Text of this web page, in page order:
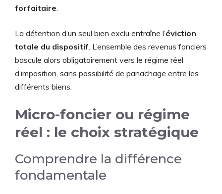
forfaitaire.
La détention d’un seul bien exclu entraîne l’éviction
totale du dispositif. L’ensemble des revenus fonciers
bascule alors obligatoirement vers le régime réel
d’imposition, sans possibilité de panachage entre les
différents biens.
Micro-foncier ou régime
réel : le choix stratégique
Comprendre la différence
fondamentale